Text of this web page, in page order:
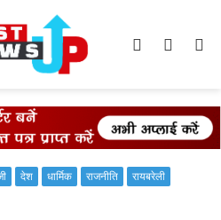
Switch
Log
देश धार्मिक राजनीति
रायबरेली